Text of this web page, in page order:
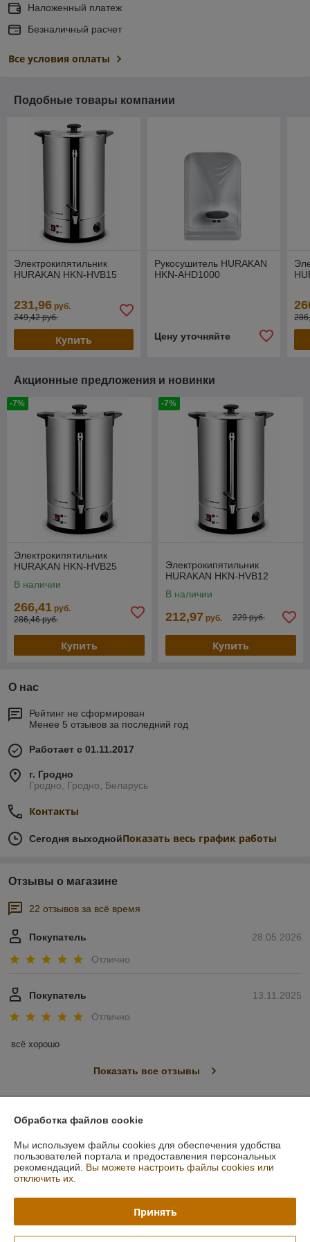
Наложенный платеж
Безналичный расчет
Все условия оплаты
Подобные товары компании
Электрокипятильник
HURAKAN HKN-HVB15
231,96 руб.
249,42 руб.
Купить
Рукосушитель HURAKAN
HKN-AHD1000
Цену уточняйте
Акционные предложения и новинки
-7%
Электрокипятильник
HURAKAN HKN-HVB25
В наличии
266,41 руб.
286,46 руб.
Купить
-7%
Электрокипятильник
HURAKAN HKN-HVB12
В наличии
212,97 руб. 229 руб.
Купить
О нас
Рейтинг не сформирован
Менее 5 отзывов за последний год
Работает с 01.11.2017
г. Гродно
Гродно, Гродно, Беларусь
Контакты
Сегодня выходнойПоказать весь график работы
Отзывы о магазине
22 отзывов за всё время
28.05.2026
Покупатель
Отлично
13.11.2025
Покупатель
Отлично
всё хорошо
Показать все отзывы
О нас
Контакты
Доставка и оплата
Обработка файлов cookie
Мы используем файлы cookies для обеспечения удобства
пользователей портала и предоставления персональных
рекомендаций. Вы можете настроить файлы cookies или
отключить их.
Принять